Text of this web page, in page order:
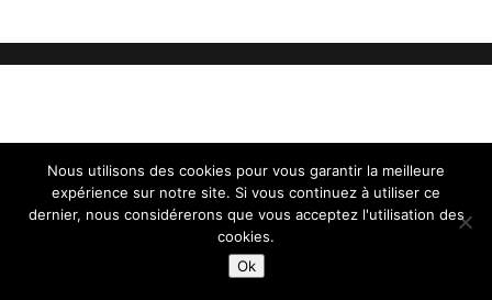
Nous utilisons des cookies pour vous garantir la meilleure
expérience sur notre site. Si vous continuez à utiliser ce
dernier, nous considérerons que vous acceptez l'utilisation des
cookies.
Ok